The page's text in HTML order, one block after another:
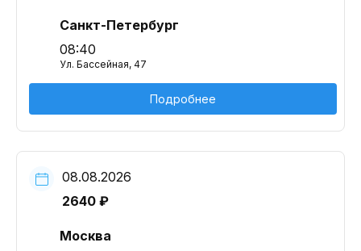
Санкт-Петербург
08:40
Ул. Бассейная, 47
Подробнее
08.08.2026
2640 ₽
Москва